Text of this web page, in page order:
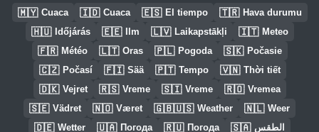
🇲🇾 Cuaca 🇮🇩 Cuaca 🇪🇸 El tiempo 🇹🇷 Hava durumu
🇭🇺 Időjárás 🇪🇪 Ilm 🇱🇻 Laikapstākļi 🇮🇹 Meteo
🇫🇷 Météo 🇱🇹 Oras 🇵🇱 Pogoda 🇸🇰 Počasie
🇨🇿 Počasí 🇫🇮 Sää 🇵🇹 Tempo 🇻🇳 Thời tiết
🇩🇰 Vejret 🇷🇸 Vreme 🇸🇮 Vreme 🇷🇴 Vremea
🇸🇪 Vädret 🇳🇴 Været 🇬🇧🇺🇸 Weather 🇳🇱 Weer
🇩🇪 Wetter 🇺🇦 Погода 🇷🇺 Погода 🇸🇦 الطقس